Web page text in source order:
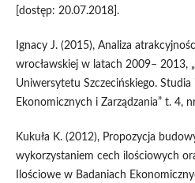
[dostęp: 20.07.2018].
Ignacy J. (2015), Analiza
wrocławskiej w latach 2009– 2013,
Uniwersytetu Szczecińskiego.
Ekonomicznych i Zarządzania” t. 4,
Kukuła K. (2012), Propozycja
wykorzystaniem cech ilościowych
Ilościowe w Badaniach